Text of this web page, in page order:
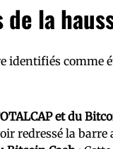
de la
identifiés comme
et du
redressé la